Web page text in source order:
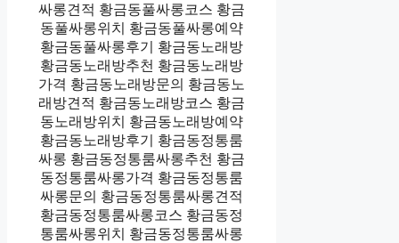
싸롱견적 황금동풀싸롱코스 황금
동풀싸롱위치 황금동풀싸롱예약
황금동풀싸롱후기 황금동노래방
황금동노래방추천 황금동노래방
가격 황금동노래방문의 황금동노
래방견적 황금동노래방코스 황금
동노래방위치 황금동노래방예약
황금동노래방후기 황금동정통룸
싸롱 황금동정통룸싸롱추천 황금
동정통룸싸롱가격 황금동정통룸
싸롱문의 황금동정통룸싸롱견적
황금동정통룸싸롱코스 황금동정
통룸싸롱위치 황금동정통룸싸롱